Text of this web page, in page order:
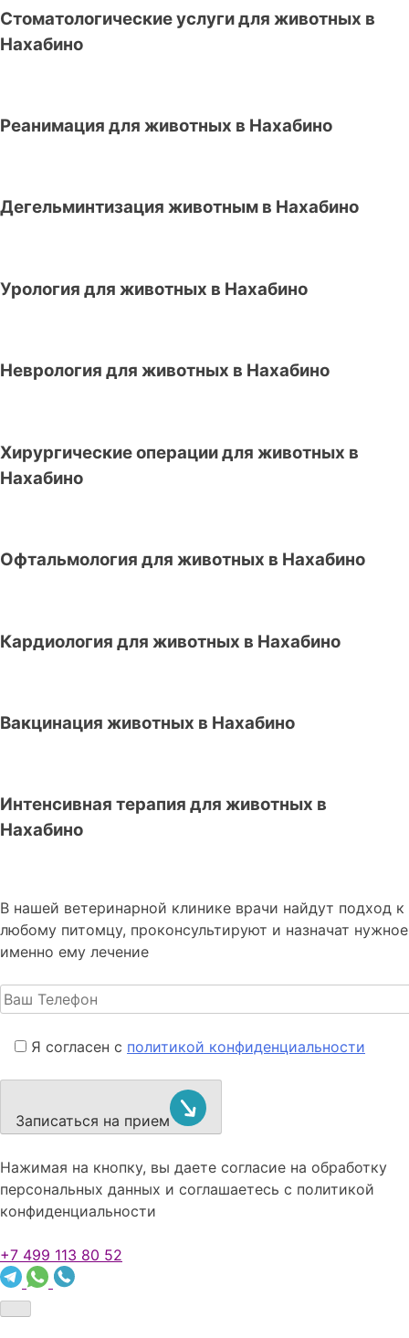
Стоматологические услуги для животных в
Нахабино
Реанимация для животных в Нахабино
Дегельминтизация животным в Нахабино
Урология для животных в Нахабино
Неврология для животных в Нахабино
Хирургические операции для животных в
Нахабино
Офтальмология для животных в Нахабино
Кардиология для животных в Нахабино
Вакцинация животных в Нахабино
Интенсивная терапия для животных в
Нахабино
В нашей ветеринарной клинике врачи найдут подход к
любому питомцу, проконсультируют и назначат нужное
именно ему лечение
Я согласен с политикой конфиденциальности
Записаться на прием
Нажимая на кнопку, вы даете согласие на обработку
персональных данных и соглашаетесь c политикой
конфиденциальности
+7 499 113 80 52